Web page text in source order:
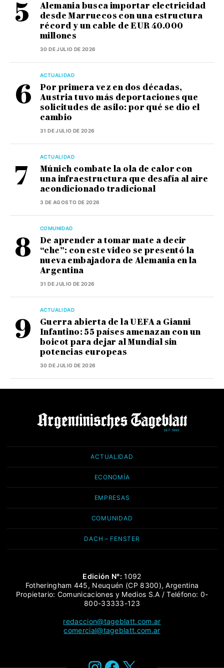
Alemania busca importar electricidad
desde Marruecos con una estructura
récord y un cable de EUR 40.000
millones
30 DE JULIO DE 2026
ACTUALIDAD
Por primera vez en dos décadas,
Austria tuvo más deportaciones que
solicitudes de asilo: por qué se dio el
cambio
31 DE JULIO DE 2026
ACTUALIDAD
Múnich combate la ola de calor con
una infraestructura que desafía al aire
acondicionado tradicional
3 DE AGOSTO DE 2026
COMUNIDAD
De aprender a tomar mate a decir
“che”: con este video se presentó la
nueva embajadora de Alemania en la
Argentina
31 DE JULIO DE 2026
ACTUALIDAD
Guerra abierta de la UEFA a Gianni
Infantino: 55 países amenazan con un
boicot para dejar al Mundial sin
potencias europeas
30 DE JULIO DE 2026
ACTUALIDAD
ECONOMÍA
EMPRESAS
COMUNIDAD
DACH – FENSTER
Edición N°: 1092
Fotheringham 445, Neuquén (CP 8300), Argentina
Propietario: Comunicaciones y Medios S.A / Teléfono: 0-
800-33333-123
redaccion@tageblatt.com.ar
comercial@tageblatt.com.ar